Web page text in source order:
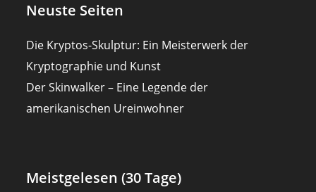
Neuste Seiten
Die Kryptos-Skulptur: Ein Meisterwerk der
Kryptographie und Kunst
Der Skinwalker – Eine Legende der
amerikanischen Ureinwohner
Meistgelesen (30 Tage)